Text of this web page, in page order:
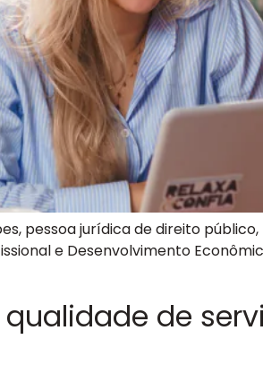
pessoa jurídica de direito
e Desenvolvimento
qualidade de